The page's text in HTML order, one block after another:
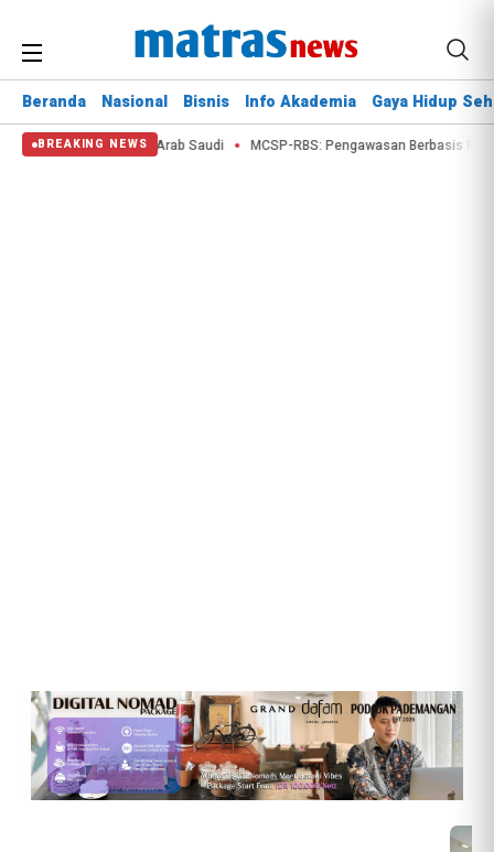
Beranda Nasional Bisnis Info Akademia Gaya Hidup
BREAKING NEWS
Tembus Pasar Arab Saudi MCSP-RBS: Pengawasan Berbasis Risiko